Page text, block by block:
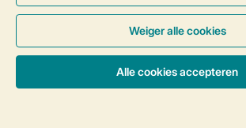
Algemene Voorwaarden Privacy Notice
Toegankelijkheid ©